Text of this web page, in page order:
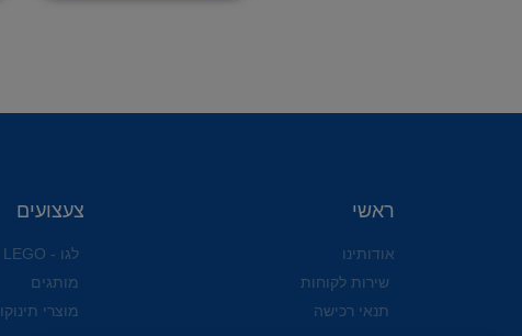
ראשי
אודותינו
שירות לקוחות
תנאי רכישה
צעצועים
לגו - LEGO
מותגים
מוצרי